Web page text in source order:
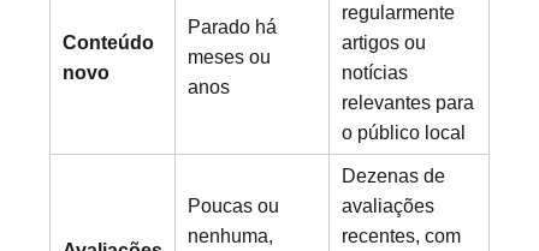
Conteúdo
novo
Parado há
meses ou
anos
regularmente
artigos ou
notícias
relevantes para
o público local
Poucas ou
nenhuma,
Dezenas de
avaliações
recentes, com